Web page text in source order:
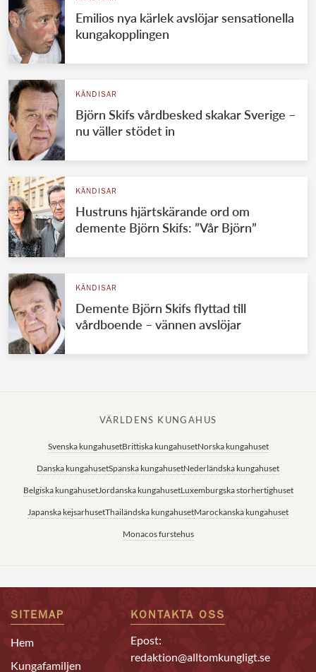
Emilios nya kärlek avslöjar sensationella
kungakopplingen
KÄNDISAR
Björn Skifs vårdbesked skakar Sverige –
nu väller stödet in
KÄNDISAR
Hustruns hjärtskärande ord om
demente Björn Skifs: ”Vår Björn”
KÄNDISAR
Demente Björn Skifs flyttad till
vårdboende – vännen avslöjar
VÄRLDENS KUNGAHUS
Svenska kungahusetBrittiska kungahusetNorska kungahuset
Danska kungahusetSpanska kungahusetNederländska kungahuset
Belgiska kungahusetJordanska kungahusetLuxemburgska storhertighuset
Japanska kejsarhusetThailändska kungahusetMarockanska kungahuset
Monacos furstehus
SITEMAP
Hem
Kungafamiljen
KONTAKTA OSS
Epost:
redaktion@alltomkungligt.se